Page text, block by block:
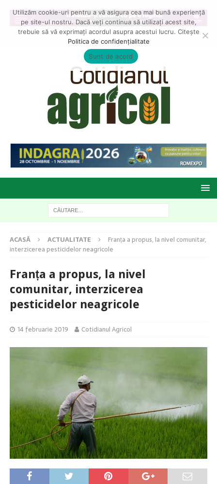
ACASĂ ACTUALITATE
Franța a propus, la nivel comunitar,
interzicerea pesticidelor neagricole
Franța a propus, la nivel
comunitar, interzicerea
pesticidelor neagricole
14 februarie 2019 Cotidianul Agricol
Utilizăm cookie-uri pentru a vă asigura cea mai bună experiență
pe site-ul nostru. Dacă veți continua să utilizați acest site,
trebuie să vă exprimați acordul asupra acestui lucru. Citește
Politica de confidențialitate
Sunt de acord